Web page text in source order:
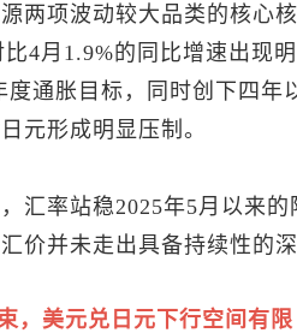
两项波动较大品类的核心
4月1.9%的同比增速出现
度通胀目标，同时创下四
元形成明显压制。
汇率站稳2025年5月以来
价并未走出具备持续性的
， 美元兑日元下行空间有限